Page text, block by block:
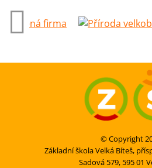
© Copyright
Základní škola Velká Bíteš,
Sadová 579, 595 01